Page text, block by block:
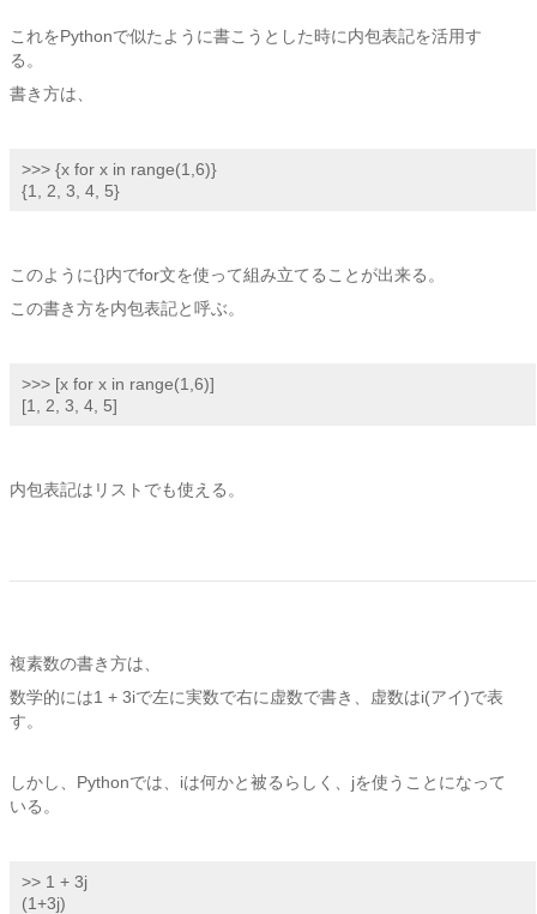
これをPythonで似たように書こうとした時に内包表記を活用す
る。
書き方は、
>>> {x for x in range(1,6)}
{1, 2, 3, 4, 5}
このように{}内でfor文を使って組み立てることが出来る。
この書き方を内包表記と呼ぶ。
>>> [x for x in range(1,6)]
[1, 2, 3, 4, 5]
内包表記はリストでも使える。
複素数の書き方は、
数学的には1 + 3iで左に実数で右に虚数で書き、虚数はi(アイ)で表
す。
しかし、Pythonでは、iは何かと被るらしく、jを使うことになって
いる。
>> 1 + 3j
(1+3j)